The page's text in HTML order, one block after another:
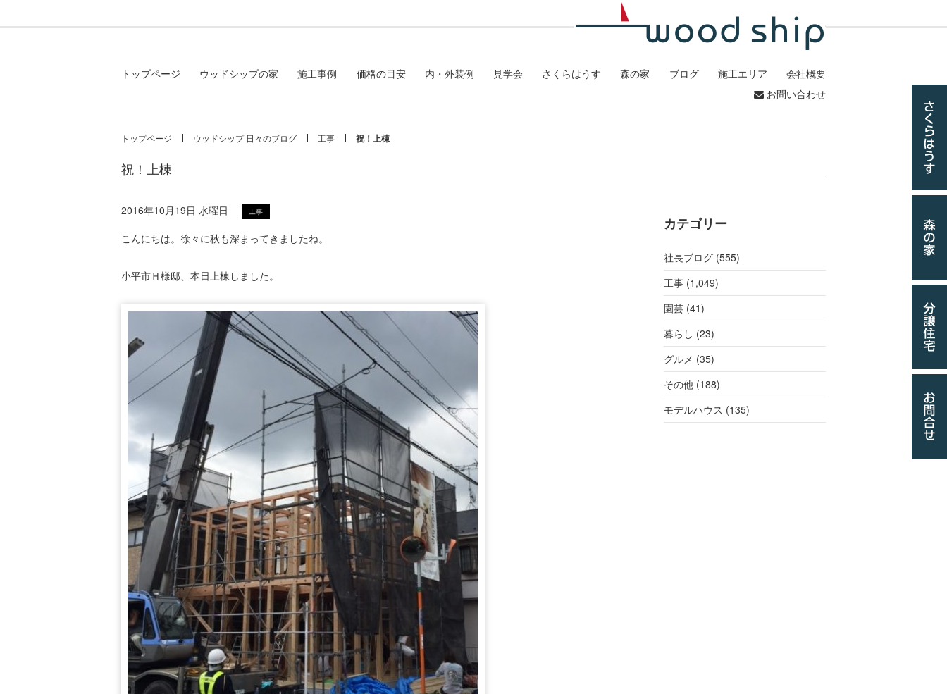
トップページ ウッドシップの家 施工事例 価格の目安 内・外装例 見学会 さくらはうす 森の家 ブログ 施工エリア
会社概要
お問い合わせ
トップページ ウッドシップ 日々のブログ 工事 祝！上棟
祝！上棟
2016年10月19日 水曜日 工事
こんにちは。徐々に秋も深まってきましたね。
小平市Ｈ様邸、本日上棟しました。
カテゴリー
社長ブログ (555)
工事 (1,049)
園芸 (41)
暮らし (23)
グルメ (35)
その他 (188)
モデルハウス (135)